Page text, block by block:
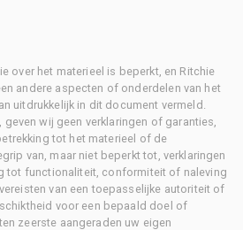
over het materieel is beperkt, en Ritchie
andere aspecten of onderdelen van het
uitdrukkelijk in dit document vermeld.
wij geen verklaringen of garanties,
tot het materieel of de
van, maar niet beperkt tot, verklaringen
tot functionaliteit, conformiteit of naleving
van een toepasselijke autoriteit of
voor een bepaald doel of
zeerste aangeraden uw eigen